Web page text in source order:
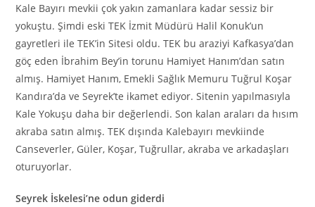
Kale Bayırı mevkii çok yakın zamanlara kadar sessiz bir
yokuştu. Şimdi eski TEK İzmit Müdürü Halil Konuk’un
gayretleri ile TEK’in Sitesi oldu. TEK bu araziyi Kafkasya’dan
göç eden İbrahim Bey’in torunu Hamiyet Hanım’dan satın
almış. Hamiyet Hanım, Emekli Sağlık Memuru Tuğrul Koşar
Kandıra’da ve Seyrek’te ikamet ediyor. Sitenin yapılmasıyla
Kale Yokuşu daha bir değerlendi. Son kalan araları da hısım
akraba satın almış. TEK dışında Kalebayırı mevkiinde
Canseverler, Güler, Koşar, Tuğrullar, akraba ve arkadaşları
oturuyorlar.
Seyrek İskelesi’ne odun giderdi